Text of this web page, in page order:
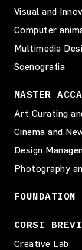
Visual and
Computer
Multimedia
Scenografia
MASTER
Art Curating
Cinema and
Design
Photography
FOUNDATION
CORSI BREVI
Creative Lab